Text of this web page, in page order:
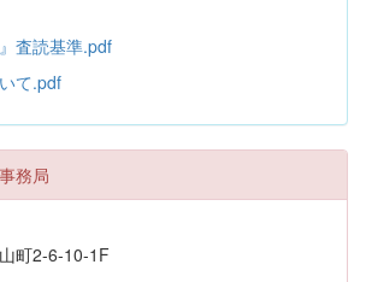
査読基準.pdf
て.pdf
務局
町2-6-10-1F